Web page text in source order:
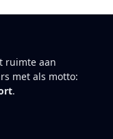
ruimte aan
met als motto:
.